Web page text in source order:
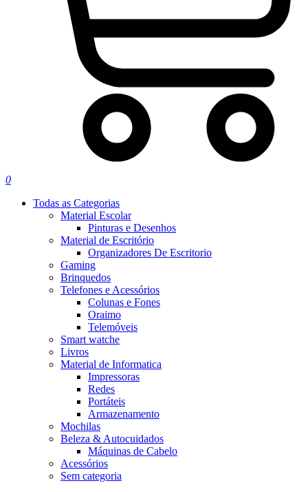
0
Todas as Categorias
Material Escolar
Pinturas e Desenhos
Material de Escritório
Organizadores De Escritorio
Gaming
Brinquedos
Telefones e Acessórios
Colunas e Fones
Oraimo
Telemóveis
Smart watche
Livros
Material de Informatica
Impressoras
Redes
Portáteis
Armazenamento
Mochilas
Beleza & Autocuidados
Máquinas de Cabelo
Acessórios
Sem categoria